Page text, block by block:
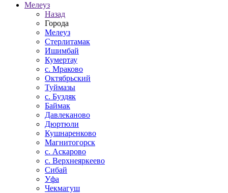
Мелеуз
Назад
Города
Мелеуз
Стерлитамак
Ишимбай
Кумертау
c. Мраково
Октябрьский
Туймазы
c. Буздяк
Баймак
Давлеканово
Дюртюли
Кушнаренково
Магнитогорск
с. Аскарово
с. Верхнеяркеево
Сибай
Уфа
Чекмагуш